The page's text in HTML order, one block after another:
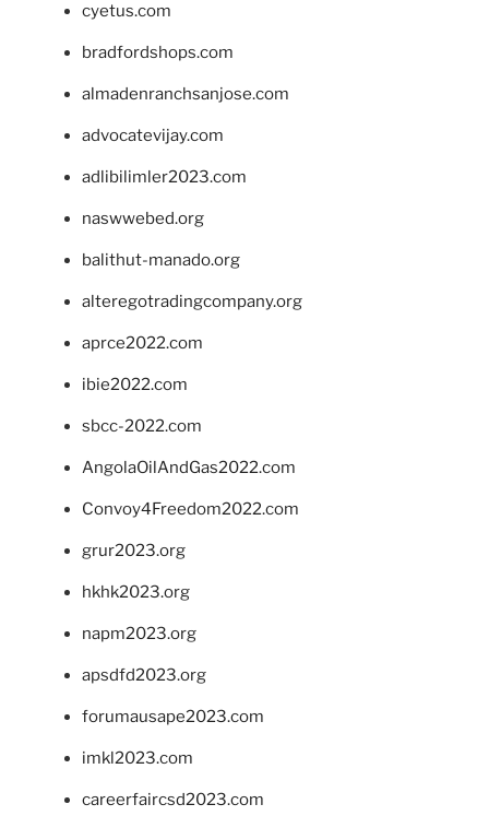
cyetus.com
bradfordshops.com
almadenranchsanjose.com
advocatevijay.com
adlibilimler2023.com
naswwebed.org
balithut-manado.org
alteregotradingcompany.org
aprce2022.com
ibie2022.com
sbcc-2022.com
AngolaOilAndGas2022.com
Convoy4Freedom2022.com
grur2023.org
hkhk2023.org
napm2023.org
apsdfd2023.org
forumausape2023.com
imkl2023.com
careerfaircsd2023.com